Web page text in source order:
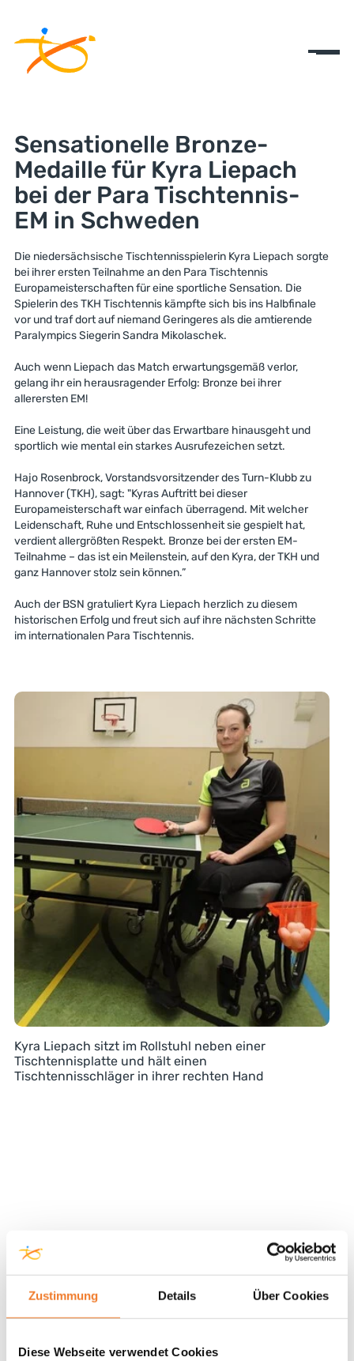
Zustimmung Details Über Cookies
Diese Webseite verwendet Cookies
Sensationelle Bronze-
Medaille für Kyra Liepach
bei der Para Tischtennis-
EM in Schweden
Die niedersächsische Tischtennisspielerin Kyra Liepach sorgte
bei ihrer ersten Teilnahme an den Para Tischtennis
Europameisterschaften für eine sportliche Sensation. Die
Spielerin des TKH Tischtennis kämpfte sich bis ins Halbfinale
vor und traf dort auf niemand Geringeres als die amtierende
Paralympics Siegerin Sandra Mikolaschek.
Auch wenn Liepach das Match erwartungsgemäß verlor,
gelang ihr ein herausragender Erfolg: Bronze bei ihrer
allerersten EM!
Eine Leistung, die weit über das Erwartbare hinausgeht und
sportlich wie mental ein starkes Ausrufezeichen setzt.
Hajo Rosenbrock, Vorstandsvorsitzender des Turn-Klubb zu
Hannover (TKH), sagt: "Kyras Auftritt bei dieser
Europameisterschaft war einfach überragend. Mit welcher
Leidenschaft, Ruhe und Entschlossenheit sie gespielt hat,
verdient allergrößten Respekt. Bronze bei der ersten EM-
Teilnahme – das ist ein Meilenstein, auf den Kyra, der TKH und
ganz Hannover stolz sein können.”
Auch der BSN gratuliert Kyra Liepach herzlich zu diesem
historischen Erfolg und freut sich auf ihre nächsten Schritte
im internationalen Para Tischtennis.
Kyra Liepach sitzt im Rollstuhl neben einer
Tischtennisplatte und hält einen
Tischtennisschläger in ihrer rechten Hand